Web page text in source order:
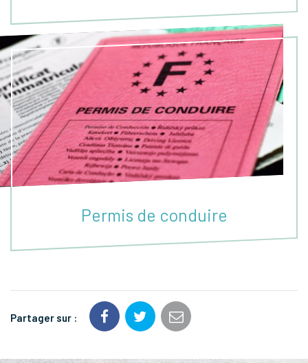
Permis de conduire
Partager sur :